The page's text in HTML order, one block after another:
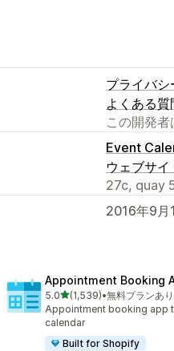
プライバシ
よくある質
この開発者
Event
ウェブサイ
27c, quay
2016年9月
Appointment Booking
5.05つ星中
(1,539)
合計レビュー数：1539件
•無料プランあり
Appointment booking app
calendar
Built for Shopify